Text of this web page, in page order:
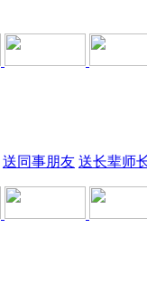
送同事朋友 送长辈师